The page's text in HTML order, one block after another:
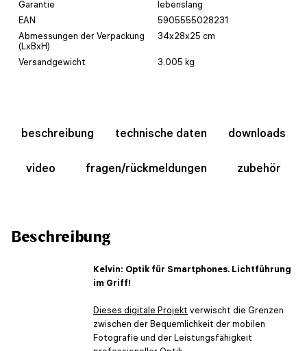
Garantie
lebenslang
EAN
5905555028231
Abmessungen der Verpackung
(LxBxH)
34x28x25 cm
Versandgewicht 3.005 kg
beschreibung technische daten downloads
video fragen/rückmeldungen zubehör
Beschreibung
Kelvin: Optik für Smartphones. Lichtführung
im Griff!
Dieses digitale Projekt verwischt die Grenzen
zwischen der Bequemlichkeit der mobilen
Fotografie und der Leistungsfähigkeit